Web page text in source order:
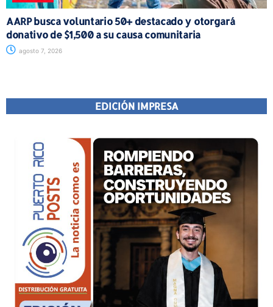
AARP busca voluntario 50+ destacado y otorgará
donativo de $1,500 a su causa comunitaria
agosto 7, 2026
EDICIÓN IMPRESA